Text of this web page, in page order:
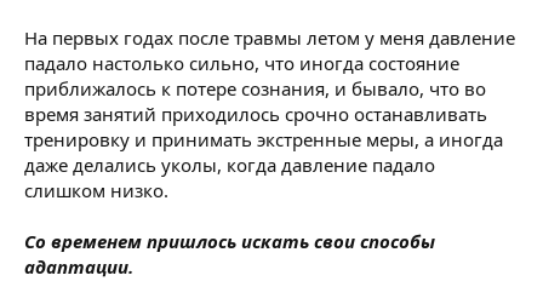
На первых годах после травмы летом у меня давление
падало настолько сильно, что иногда состояние
приближалось к потере сознания, и бывало, что во
время занятий приходилось срочно останавливать
тренировку и принимать экстренные меры, а иногда
даже делались уколы, когда давление падало
слишком низко.
Со временем пришлось искать свои способы
адаптации.